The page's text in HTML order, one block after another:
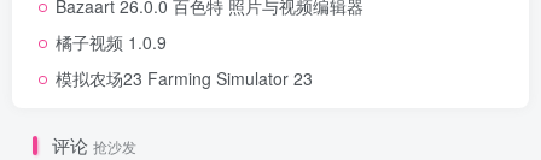
Bazaart 26.0.0 百色特 照片与视频编辑器
橘子视频 1.0.9
模拟农场23 Farming Simulator 23
评论 抢沙发